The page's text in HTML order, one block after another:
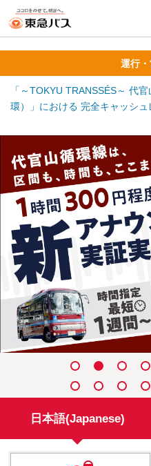
運行
「～TOKYU TRANSSÉS～ 代
環）」における 完全キャッシ
日本語(Japanese)